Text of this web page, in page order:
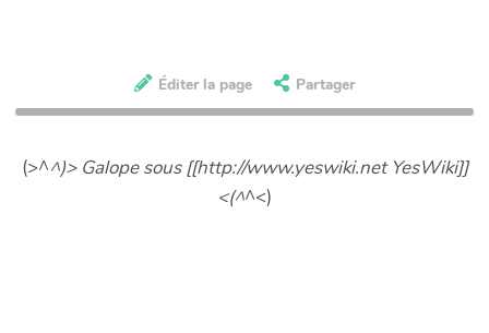
Éditer la page Partager
(>^^)> Galope sous [[http://www.yeswiki.net YesWiki]]
<(^^<)